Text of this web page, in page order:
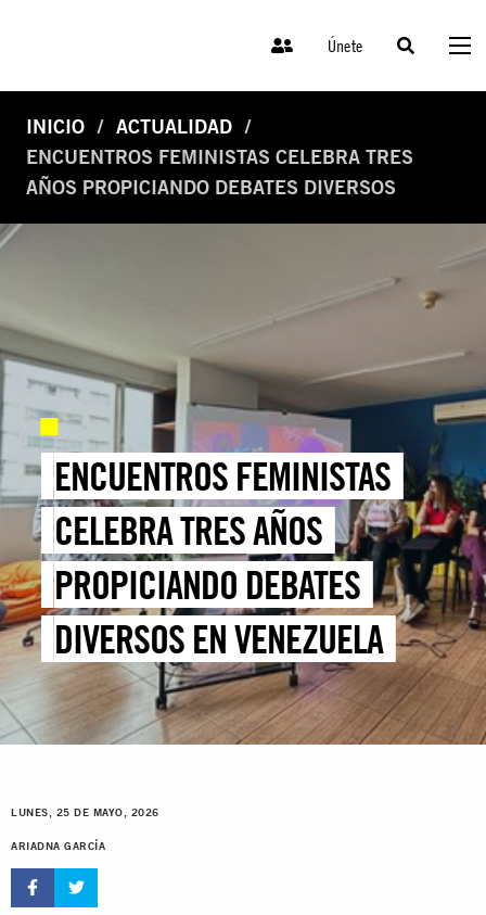
Únete
INICIO
ACTUALIDAD
ENCUENTROS FEMINISTAS CELEBRA TRES
AÑOS PROPICIANDO DEBATES DIVERSOS
ENCUENTROS FEMINISTAS
CELEBRA TRES AÑOS
PROPICIANDO DEBATES
DIVERSOS EN VENEZUELA
LUNES, 25 DE MAYO, 2026
ARIADNA GARCÍA